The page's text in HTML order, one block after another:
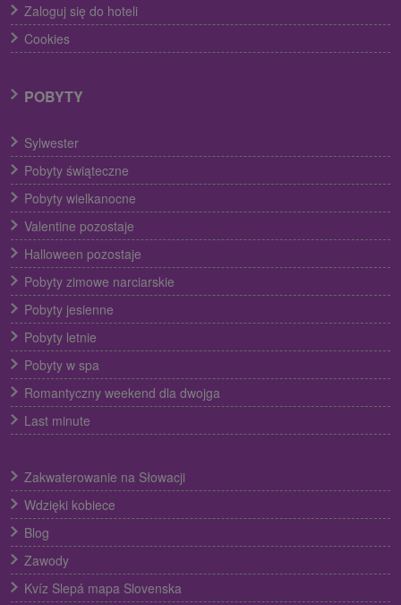
Zaloguj się do hoteli
Cookies
POBYTY
Sylwester
Pobyty świąteczne
Pobyty wielkanocne
Valentine pozostaje
Halloween pozostaje
Pobyty zimowe narciarskie
Pobyty jesienne
Pobyty letnie
Pobyty w spa
Romantyczny weekend dla dwojga
Last minute
Zakwaterowanie na Słowacji
Wdzięki kobiece
Blog
Zawody
Kvíz Slepá mapa Slovenska